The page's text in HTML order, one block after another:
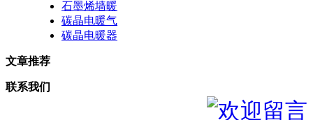
石墨烯墙暖
碳晶电暖气
碳晶电暖器
文章推荐
联系我们